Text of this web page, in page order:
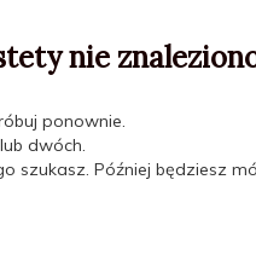
nie
ponownie.
dwóch.
szukasz. Później będziesz